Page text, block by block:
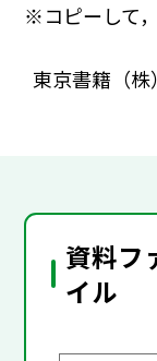
※コピーして
東京書籍（
資料フ
イル